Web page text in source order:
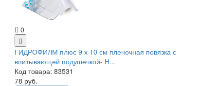
0
ГИДРОФИЛМ плюс 9 х 10 см пленочная повязка с
впитывающей подушечкой- H...
Код товара: 83531
78 руб.